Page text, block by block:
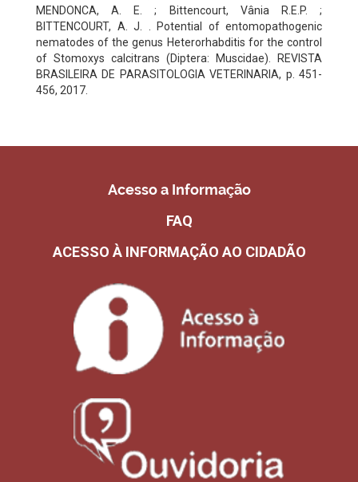
MENDONCA, A. E. ; Bittencourt, Vânia R.E.P. ;
BITTENCOURT, A. J. . Potential of entomopathogenic
nematodes of the genus Heterorhabditis for the control
of Stomoxys calcitrans (Diptera: Muscidae). REVISTA
BRASILEIRA DE PARASITOLOGIA VETERINARIA, p. 451-
456, 2017.
Acesso a Informação
FAQ
ACESSO À INFORMAÇÃO AO CIDADÃO